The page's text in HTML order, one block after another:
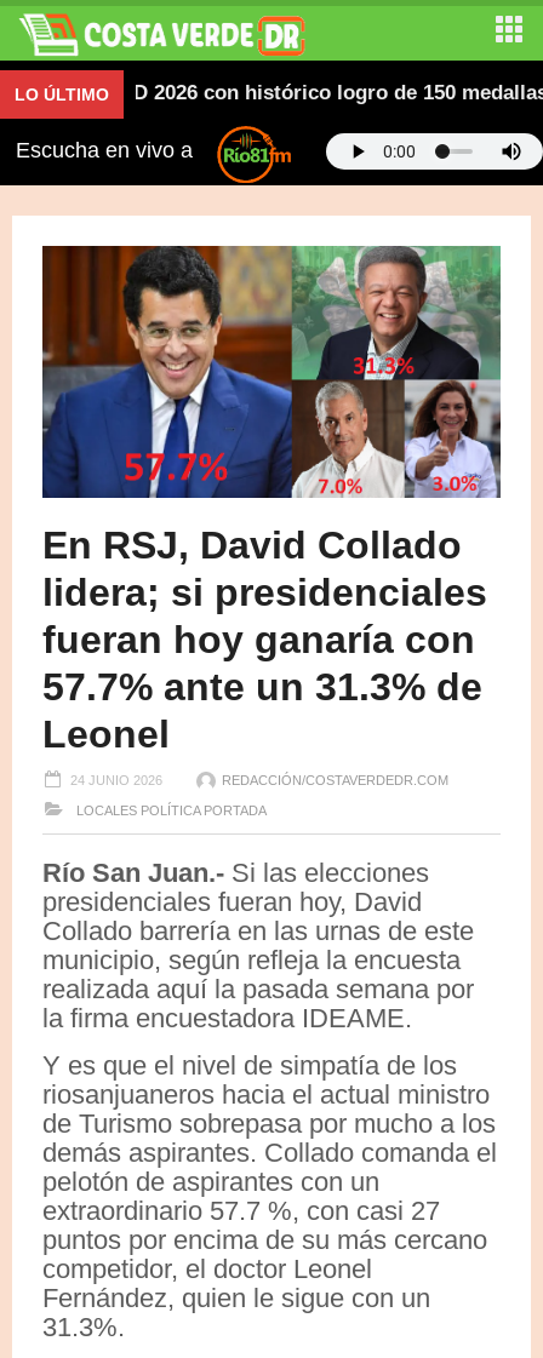
LO ÚLTIMOSD 2026 con histórico logro de 150 medallas;
Escucha en vivo a
En RSJ, David Collado
lidera; si presidenciales
fueran hoy ganaría con
57.7% ante un 31.3% de
Leonel
24 JUNIO 2026 REDACCIÓN/COSTAVERDEDR.COM
LOCALES POLÍTICA PORTADA
Río San Juan.- Si las elecciones
presidenciales fueran hoy, David
Collado barrería en las urnas de este
municipio, según refleja la encuesta
realizada aquí la pasada semana por
la firma encuestadora IDEAME.
Y es que el nivel de simpatía de los
riosanjuaneros hacia el actual ministro
de Turismo sobrepasa por mucho a los
demás aspirantes. Collado comanda el
pelotón de aspirantes con un
extraordinario 57.7 %, con casi 27
puntos por encima de su más cercano
competidor, el doctor Leonel
Fernández, quien le sigue con un
31.3%.